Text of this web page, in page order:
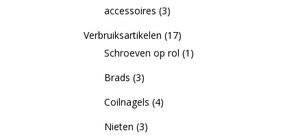
accessoires (3)
Verbruiksartikelen (17)
Schroeven op rol (1)
Brads (3)
Coilnagels (4)
Nieten (3)